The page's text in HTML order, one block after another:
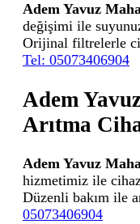
Adem Yavuz
değişimi ile
Orijinal filtrelerle
Tel: 05073406904
Adem
Arıtma
Adem Yavuz
hizmetimiz ile
Düzenli bakım ile
05073406904